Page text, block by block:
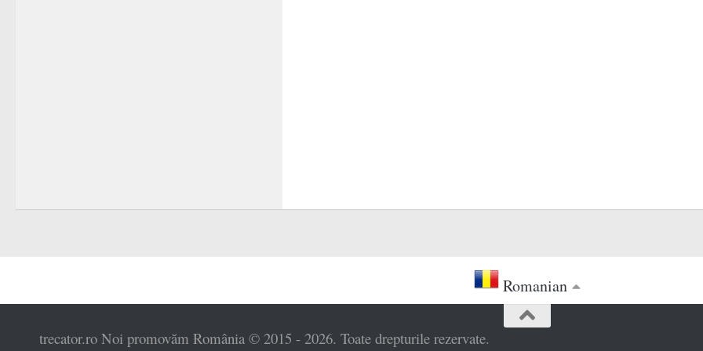
Romanian
trecator.ro Noi promovăm România © 2015 - 2026. Toate drepturile rezervate.